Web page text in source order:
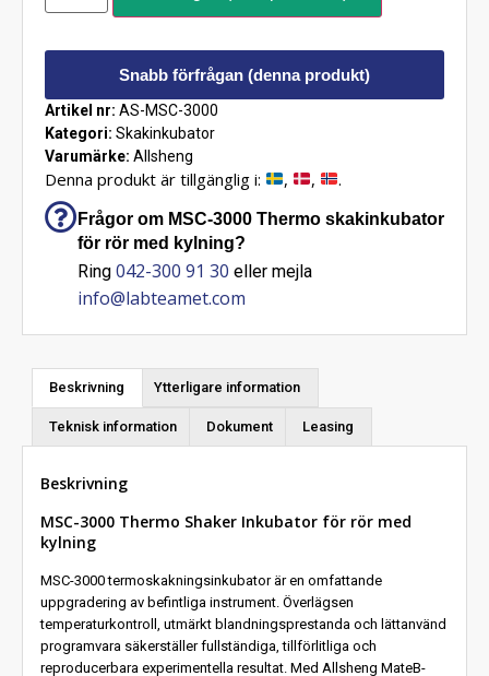
Snabb förfrågan (denna produkt)
Artikel nr: AS-MSC-3000
Kategori: Skakinkubator
Varumärke: Allsheng
Denna produkt är tillgänglig i: , , .
Frågor om MSC-3000 Thermo skakinkubator
för rör med kylning?
Ring 042-300 91 30 eller mejla
info@labteamet.com
Beskrivning Ytterligare information
Teknisk information Dokument Leasing
Beskrivning
MSC-3000 Thermo Shaker Inkubator för rör med
kylning
MSC-3000 termoskakningsinkubator är en omfattande
uppgradering av befintliga instrument. Överlägsen
temperaturkontroll, utmärkt blandningsprestanda och lättanvänd
programvara säkerställer fullständiga, tillförlitliga och
reproducerbara experimentella resultat. Med Allsheng MateB-